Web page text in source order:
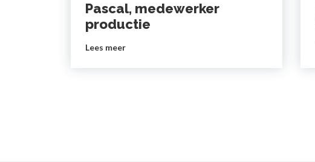
Pascal, medewerker
productie
Lees meer